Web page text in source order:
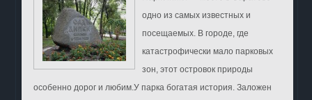
одно из самых известных и
посещаемых. В городе, где
катастрофически мало парковых
зон, этот островок природы
особенно дорог и любим.У парка богатая история. Заложен